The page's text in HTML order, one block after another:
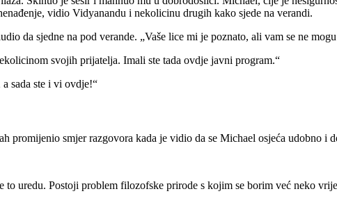
vidio Vidyanandu i nekolicinu drugih kako sjede na verandi.
da sjedne na pod verande. „Vaše lice mi je poznato, ali vam se ne
svojih prijatelja. Imali ste tada ovdje javni program.“
sada ste i vi ovdje!“
promijenio smjer razgovora kada je vidio da se Michael osjeća udobno i
uredu. Postoji problem filozofske prirode s kojim se borim već neko